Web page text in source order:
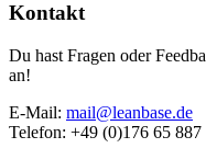
Kontakt
Du hast Fragen oder
an!
E-Mail: mail@leanbase.de
Telefon: +49 (0)176 65 887